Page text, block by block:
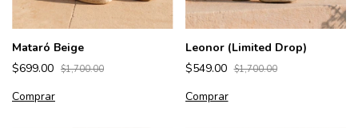
Mataró Beige
$699.00 $1,700.00
Comprar
Leonor (Limited Drop)
$549.00 $1,700.00
Comprar